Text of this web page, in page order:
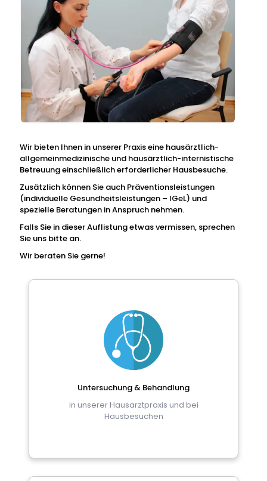
Wir bieten Ihnen in unserer Praxis eine hausärztlich-
allgemeinmedizinische und hausärztlich-internistische
Betreuung einschließlich erforderlicher Hausbesuche.
Zusätzlich können Sie auch Präventionsleistungen
(individuelle Gesundheitsleistungen – IGeL) und
spezielle Beratungen in Anspruch nehmen.
Falls Sie in dieser Auflistung etwas vermissen, sprechen
Sie uns bitte an.
Wir beraten Sie gerne!
Untersuchung & Behandlung
in unserer Hausarztpraxis und bei
Hausbesuchen
3 Jahres Checkup ab 35 Jahren
Krebsvorsorge bei Männern ab 45 Jahren
Jugendvorsorgeuntersuchungen
Jugendschutzuntersuchungen
tiefenpsychologisch fundiert (Einzel- und
Gruppentherapie)
Palliativmedizinische Betreuung